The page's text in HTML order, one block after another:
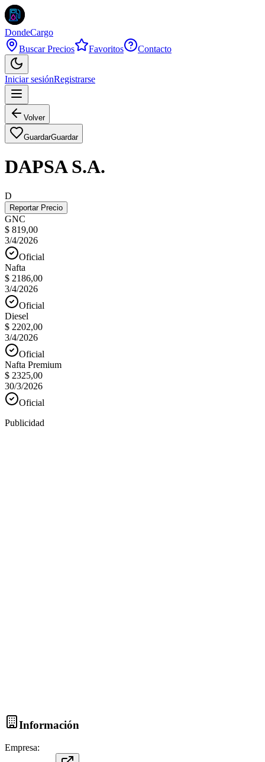
DondeCargo
Buscar Precios
Favoritos Contacto
Iniciar sesiónRegistrarse
Volver
GuardarGuardar
DAPSA S.A.
D
Reportar Precio
GNC
$ 819,00
3/4/2026
Oficial
Nafta
$ 2186,00
3/4/2026
Oficial
Diesel
$ 2202,00
3/4/2026
Oficial
Nafta Premium
$ 2325,00
30/3/2026
Oficial
Publicidad
Información
Empresa: